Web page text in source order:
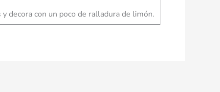
decora con un poco de ralladura de limón.